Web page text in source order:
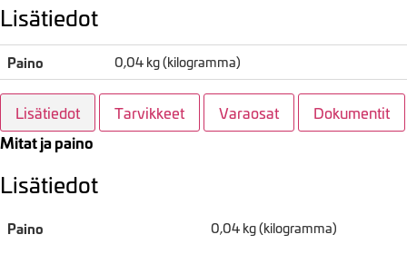
Lisätiedot
Paino 0,04 kg (kilogramma)
Lisätiedot Tarvikkeet Varaosat Dokumentit
Mitat ja paino
Lisätiedot
Paino 0,04 kg (kilogramma)